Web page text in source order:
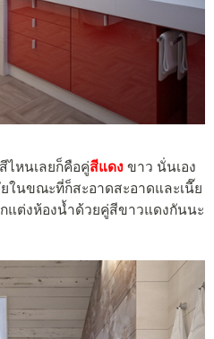
ไหนเลยก็คือคู่สีแดง ขาว นั่นเอง
ในขณะที่ก็สะอาดสะอาดและเนี๊ย
แต่งห้องน้ำด้วยคู่สีขาวแดงกันนะ